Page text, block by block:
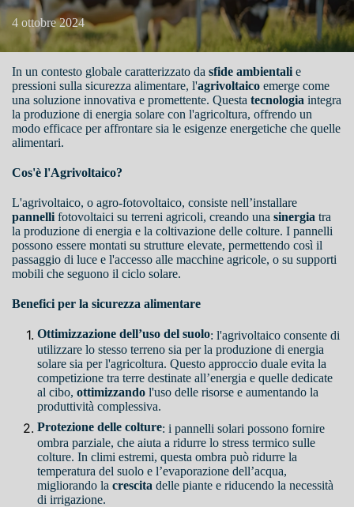
4 ottobre 2024
In un contesto globale caratterizzato da sfide ambientali e
pressioni sulla sicurezza alimentare, l'agrivoltaico emerge come
una soluzione innovativa e promettente. Questa tecnologia integra
la produzione di energia solare con l'agricoltura, offrendo un
modo efficace per affrontare sia le esigenze energetiche che quelle
alimentari.
Cos'è l'Agrivoltaico?
L'agrivoltaico, o agro-fotovoltaico, consiste nell’installare
pannelli fotovoltaici su terreni agricoli, creando una sinergia tra
la produzione di energia e la coltivazione delle colture. I pannelli
possono essere montati su strutture elevate, permettendo così il
passaggio di luce e l'accesso alle macchine agricole, o su supporti
mobili che seguono il ciclo solare.
Benefici per la sicurezza alimentare
Ottimizzazione dell’uso del suolo: l'agrivoltaico consente di
utilizzare lo stesso terreno sia per la produzione di energia
solare sia per l'agricoltura. Questo approccio duale evita la
competizione tra terre destinate all’energia e quelle dedicate
al cibo, ottimizzando l'uso delle risorse e aumentando la
produttività complessiva.
Protezione delle colture: i pannelli solari possono fornire
ombra parziale, che aiuta a ridurre lo stress termico sulle
colture. In climi estremi, questa ombra può ridurre la
temperatura del suolo e l’evaporazione dell’acqua,
migliorando la crescita delle piante e riducendo la necessità
di irrigazione.